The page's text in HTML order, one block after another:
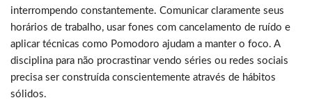
interrompendo constantemente. Comunicar claramente seus
horários de trabalho, usar fones com cancelamento de ruído e
aplicar técnicas como Pomodoro ajudam a manter o foco. A
disciplina para não procrastinar vendo séries ou redes sociais
precisa ser construída conscientemente através de hábitos
sólidos.